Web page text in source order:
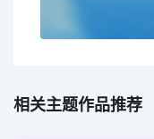
相关主题作品推荐